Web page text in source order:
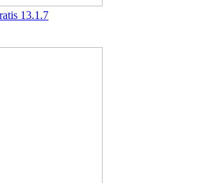
13.1.7